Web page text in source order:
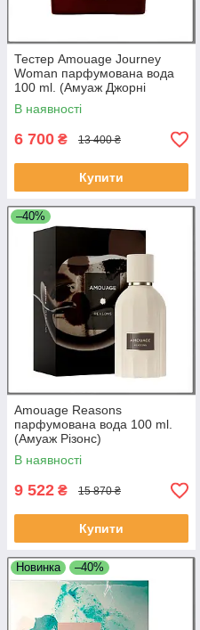
Тестер Amouage Journey
Woman парфумована вода
100 ml. (Амуаж Джорні
Вумен)
В наявності
6 700 ₴ 13 400 ₴
Купити
–40%
Amouage Reasons
парфумована вода 100 ml.
(Амуаж Різонс)
В наявності
9 522 ₴ 15 870 ₴
Купити
Новинка –40%